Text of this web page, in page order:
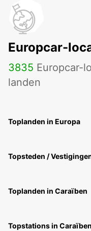
Europcar-
3835 Europcar-
landen
Toplanden in Europa
Topsteden /
Toplanden in Caraïben
Topstations in Caraïben